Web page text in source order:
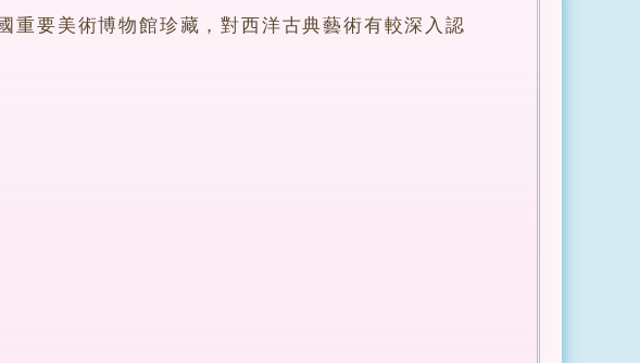
重要美術博物館珍藏，對西洋古典藝術有較深入認